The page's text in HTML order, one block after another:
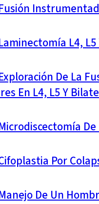
L4,
De La
En L4, L5 Y
Por
De Un